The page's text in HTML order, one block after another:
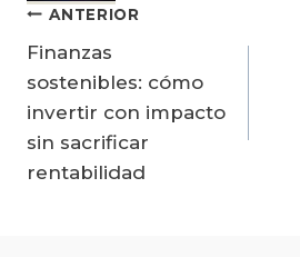
Navegación
de
entradas
ANTERIOR
Finanzas
sostenibles: cómo
invertir con impacto
sin sacrificar
rentabilidad